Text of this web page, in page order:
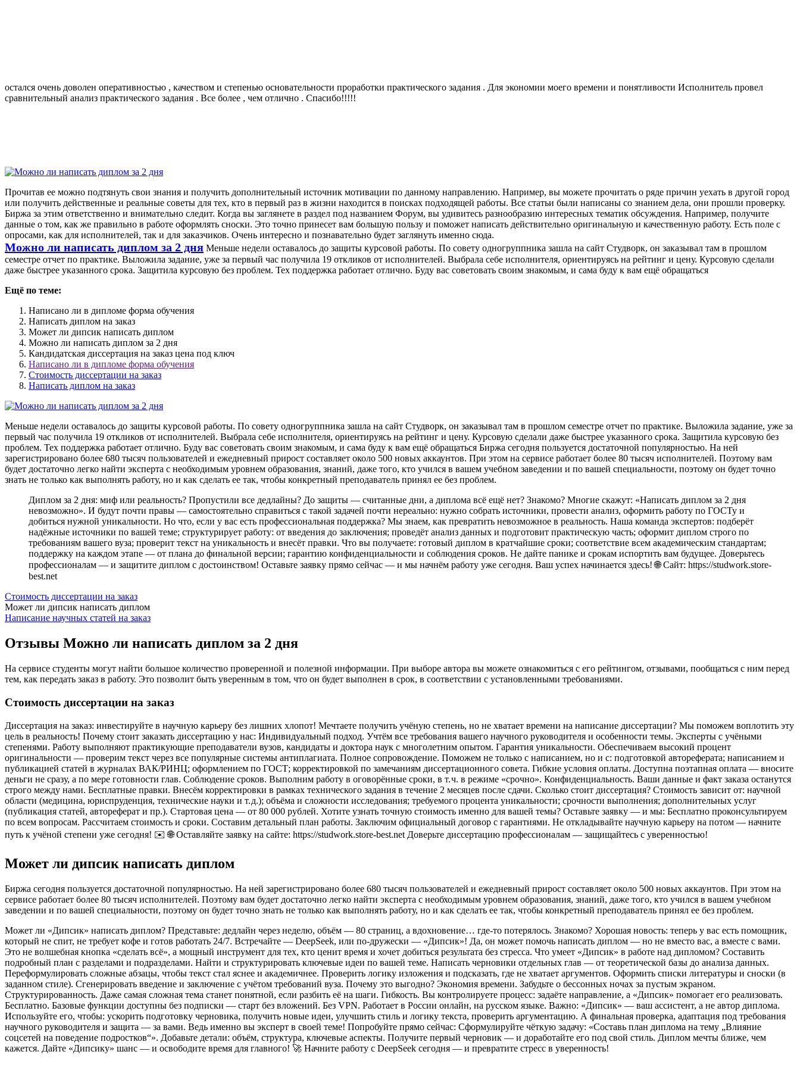
остался очень доволен оперативностью , качеством и степенью основательности проработки практического задания . Для экономии моего времени и понятливости Исполнитель провел
сравнительный анализ практического задания . Все более , чем отлично . Спасибо!!!!!
Прочитав ее можно подтянуть свои знания и получить дополнительный источник мотивации по данному направлению. Например, вы можете прочитать о ряде причин уехать в другой город
или получить действенные и реальные советы для тех, кто в первый раз в жизни находится в поисках подходящей работы. Все статьи были написаны со знанием дела, они прошли проверку.
Биржа за этим ответственно и внимательно следит. Когда вы заглянете в раздел под названием Форум, вы удивитесь разнообразию интересных тематик обсуждения. Например, получите
данные о том, как же правильно в работе оформлять сноски. Это точно принесет вам большую пользу и поможет написать действительно оригинальную и качественную работу. Есть поле с
опросами, как для исполнителей, так и для заказчиков. Очень интересно и познавательно будет заглянуть именно сюда.
Можно ли написать диплом за 2 дня Меньше недели оставалось до защиты курсовой работы. По совету одногруппника зашла на сайт Студворк, он заказывал там в прошлом
семестре отчет по практике. Выложила задание, уже за первый час получила 19 откликов от исполнителей. Выбрала себе исполнителя, ориентируясь на рейтинг и цену. Курсовую сделали
даже быстрее указанного срока. Защитила курсовую без проблем. Тех поддержка работает отлично. Буду вас советовать своим знакомым, и сама буду к вам ещё обращаться
Ещё по теме:
Написано ли в дипломе форма обучения
Написать диплом на заказ
Может ли дипсик написать диплом
Можно ли написать диплом за 2 дня
Кандидатская диссертация на заказ цена под ключ
Написано ли в дипломе форма обучения
Стоимость диссертации на заказ
Написать диплом на заказ
Меньше недели оставалось до защиты курсовой работы. По совету одногруппника зашла на сайт Студворк, он заказывал там в прошлом семестре отчет по практике. Выложила задание, уже за
первый час получила 19 откликов от исполнителей. Выбрала себе исполнителя, ориентируясь на рейтинг и цену. Курсовую сделали даже быстрее указанного срока. Защитила курсовую без
проблем. Тех поддержка работает отлично. Буду вас советовать своим знакомым, и сама буду к вам ещё обращаться Биржа сегодня пользуется достаточной популярностью. На ней
зарегистрировано более 680 тысяч пользователей и ежедневный прирост составляет около 500 новых аккаунтов. При этом на сервисе работает более 80 тысяч исполнителей. Поэтому вам
будет достаточно легко найти эксперта с необходимым уровнем образования, знаний, даже того, кто учился в вашем учебном заведении и по вашей специальности, поэтому он будет точно
знать не только как выполнять работу, но и как сделать ее так, чтобы конкретный преподаватель принял ее без проблем.
Диплом за 2 дня: миф или реальность? Пропустили все дедлайны? До защиты — считанные дни, а диплома всё ещё нет? Знакомо? Многие скажут: «Написать диплом за 2 дня
невозможно». И будут почти правы — самостоятельно справиться с такой задачей почти нереально: нужно собрать источники, провести анализ, оформить работу по ГОСТу и
добиться нужной уникальности. Но что, если у вас есть профессиональная поддержка? Мы знаем, как превратить невозможное в реальность. Наша команда экспертов: подберёт
надёжные источники по вашей теме; структурирует работу: от введения до заключения; проведёт анализ данных и подготовит практическую часть; оформит диплом строго по
требованиям вашего вуза; проверит текст на уникальность и внесёт правки. Что вы получаете: готовый диплом в кратчайшие сроки; соответствие всем академическим стандартам;
поддержку на каждом этапе — от плана до финальной версии; гарантию конфиденциальности и соблюдения сроков. Не дайте панике и срокам испортить вам будущее. Доверьтесь
профессионалам — и защитите диплом с достоинством! Оставьте заявку прямо сейчас — и мы начнём работу уже сегодня. Ваш успех начинается здесь! 🌐 Сайт: https://studwork.store-
best.net
Стоимость диссертации на заказ
Может ли дипсик написать диплом
Написание научных статей на заказ
Отзывы Можно ли написать диплом за 2 дня
На сервисе студенты могут найти большое количество проверенной и полезной информации. При выборе автора вы можете ознакомиться с его рейтингом, отзывами, пообщаться с ним перед
тем, как передать заказ в работу. Это позволит быть уверенным в том, что он будет выполнен в срок, в соответствии с установленными требованиями.
Стоимость диссертации на заказ
Диссертация на заказ: инвестируйте в научную карьеру без лишних хлопот! Мечтаете получить учёную степень, но не хватает времени на написание диссертации? Мы поможем воплотить эту
цель в реальность! Почему стоит заказать диссертацию у нас: Индивидуальный подход. Учтём все требования вашего научного руководителя и особенности темы. Эксперты с учёными
степенями. Работу выполняют практикующие преподаватели вузов, кандидаты и доктора наук с многолетним опытом. Гарантия уникальности. Обеспечиваем высокий процент
оригинальности — проверим текст через все популярные системы антиплагиата. Полное сопровождение. Поможем не только с написанием, но и с: подготовкой автореферата; написанием и
публикацией статей в журналах ВАК/РИНЦ; оформлением по ГОСТ; корректировкой по замечаниям диссертационного совета. Гибкие условия оплаты. Доступна поэтапная оплата — вносите
деньги не сразу, а по мере готовности глав. Соблюдение сроков. Выполним работу в оговорённые сроки, в т. ч. в режиме «срочно». Конфиденциальность. Ваши данные и факт заказа останутся
строго между нами. Бесплатные правки. Внесём корректировки в рамках технического задания в течение 2 месяцев после сдачи. Сколько стоит диссертация? Стоимость зависит от: научной
области (медицина, юриспруденция, технические науки и т. д.); объёма и сложности исследования; требуемого процента уникальности; срочности выполнения; дополнительных услуг
(публикация статей, автореферат и пр.). Стартовая цена — от 80 000 рублей. Хотите узнать точную стоимость именно для вашей темы? Оставьте заявку — и мы: Бесплатно проконсультируем
по всем вопросам. Рассчитаем стоимость и сроки. Составим детальный план работы. Заключим официальный договор с гарантиями. Не откладывайте научную карьеру на потом — начните
путь к учёной степени уже сегодня! ✉️ 🌐 Оставляйте заявку на сайте: https://studwork.store-best.net Доверьте диссертацию профессионалам — защищайтесь с уверенностью!
Может ли дипсик написать диплом
Биржа сегодня пользуется достаточной популярностью. На ней зарегистрировано более 680 тысяч пользователей и ежедневный прирост составляет около 500 новых аккаунтов. При этом на
сервисе работает более 80 тысяч исполнителей. Поэтому вам будет достаточно легко найти эксперта с необходимым уровнем образования, знаний, даже того, кто учился в вашем учебном
заведении и по вашей специальности, поэтому он будет точно знать не только как выполнять работу, но и как сделать ее так, чтобы конкретный преподаватель принял ее без проблем.
Может ли «Дипсик» написать диплом? Представьте: дедлайн через неделю, объём — 80 страниц, а вдохновение… где‑то потерялось. Знакомо? Хорошая новость: теперь у вас есть помощник,
который не спит, не требует кофе и готов работать 24/7. Встречайте — DeepSeek, или по‑дружески — «Дипсик»! Да, он может помочь написать диплом — но не вместо вас, а вместе с вами.
Это не волшебная кнопка «сделать всё», а мощный инструмент для тех, кто ценит время и хочет добиться результата без стресса. Что умеет «Дипсик» в работе над дипломом? Составить
подробный план с разделами и подразделами. Найти и структурировать ключевые идеи по вашей теме. Написать черновики отдельных глав — от теоретической базы до анализа данных.
Переформулировать сложные абзацы, чтобы текст стал яснее и академичнее. Проверить логику изложения и подсказать, где не хватает аргументов. Оформить списки литературы и сноски (в
заданном стиле). Сгенерировать введение и заключение с учётом требований вуза. Почему это выгодно? Экономия времени. Забудьте о бессонных ночах за пустым экраном.
Структурированность. Даже самая сложная тема станет понятной, если разбить её на шаги. Гибкость. Вы контролируете процесс: задаёте направление, а «Дипсик» помогает его реализовать.
Бесплатно. Базовые функции доступны без подписки — старт без вложений. Без VPN. Работает в России онлайн, на русском языке. Важно: «Дипсик» — ваш ассистент, а не автор диплома.
Используйте его, чтобы: ускорить подготовку черновика, получить новые идеи, улучшить стиль и логику текста, проверить аргументацию. А финальная проверка, адаптация под требования
научного руководителя и защита — за вами. Ведь именно вы эксперт в своей теме! Попробуйте прямо сейчас: Сформулируйте чёткую задачу: «Составь план диплома на тему „Влияние
соцсетей на поведение подростков“». Добавьте детали: объём, структура, ключевые аспекты. Получите первый черновик — и доработайте его под свой стиль. Диплом мечты ближе, чем
кажется. Дайте «Дипсику» шанс — и освободите время для главного! 🚀 Начните работу с DeepSeek сегодня — и превратите стресс в уверенность!